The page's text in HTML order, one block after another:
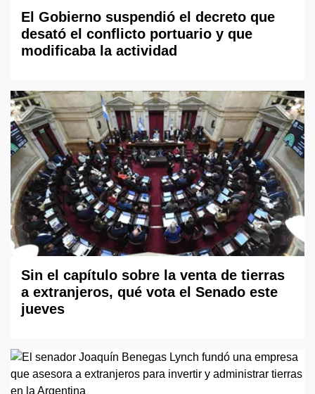
El Gobierno suspendió el decreto que
desató el conflicto portuario y que
modificaba la actividad
Sin el capítulo sobre la venta de tierras
a extranjeros, qué vota el Senado este
jueves